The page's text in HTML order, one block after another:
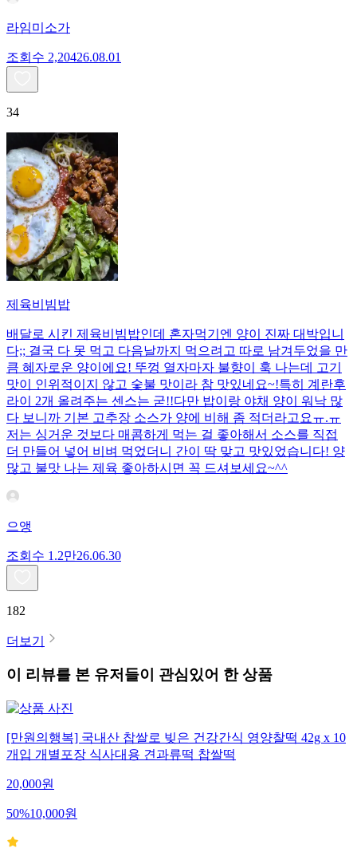
라임미소가
조회수 2,20426.08.01
34
제육비빔밥
배달로 시킨 제육비빔밥인데 혼자먹기엔 양이 진짜 대박입니
다;; 결국 다 못 먹고 다음날까지 먹으려고 따로 남겨두었을 만
큼 혜자로운 양이에요! 뚜껑 열자마자 불향이 훅 나는데 고기
맛이 인위적이지 않고 숯불 맛이라 참 맛있네요~!특히 계란후
라이 2개 올려주는 센스는 굳!! ​다만 밥이랑 야채 양이 워낙 많
다 보니까 기본 고추장 소스가 양에 비해 좀 적더라고요ㅠ.ㅠ
저는 싱거운 것보다 매콤하게 먹는 걸 좋아해서 소스를 직접
더 만들어 넣어 비벼 먹었더니 간이 딱 맞고 맛있었습니다! 양
많고 불맛 나는 제육 좋아하시면 꼭 드셔보세요~^^
으앵
조회수 1.2만26.06.30
182
더보기
이 리뷰를 본 유저들이 관심있어 한 상품
[만원의행복] 국내산 찹쌀로 빚은 건강간식 영양찰떡 42g x 10
개입 개별포장 식사대용 견과류떡 찹쌀떡
20,000원
50%10,000원